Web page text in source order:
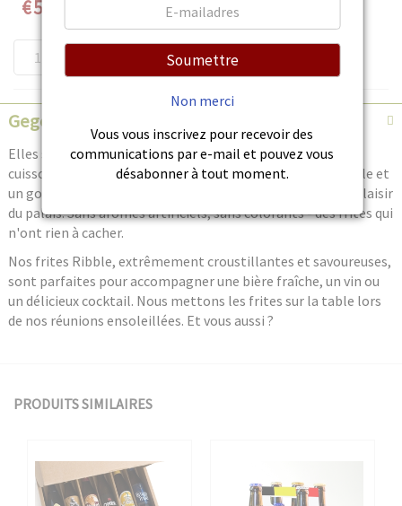
Speciale
prijs
€5,32
AJOUTER AU PANIER
Gegevens
Elles sont vraies. Grâce à leur méthode traditionnelle de
cuisson lente, elles garantissent un croquant incomparable et
un goût savoureux de pomme de terre pour le plus grand plaisir
du palais. Sans arômes artificiels, sans colorants - des frites qui
n'ont rien à cacher.
Nos frites Ribble, extrêmement croustillantes et savoureuses,
sont parfaites pour accompagner une bière fraîche, un vin ou
un délicieux cocktail. Nous mettons les frites sur la table lors
de nos réunions ensoleillées. Et vous aussi ?
PRODUITS SIMILAIRES
Soumettre
Non merci
Vous vous inscrivez pour recevoir des
communications par e-mail et pouvez vous
désabonner à tout moment.